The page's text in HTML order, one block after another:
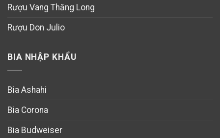
Rượu Vang Thăng Long
Rượu Don Julio
BIA NHẬP KHẨU
Bia Ashahi
Bia Corona
Bia Budweiser